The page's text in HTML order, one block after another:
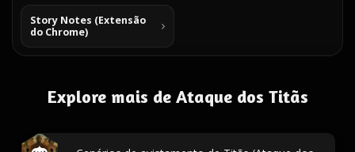
Story Notes (Extensão
do Chrome)
Explore mais de Ataque dos Titãs